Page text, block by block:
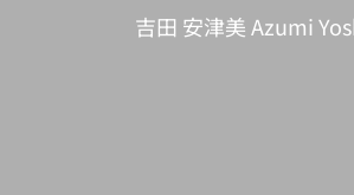
吉田 安津美 Azumi